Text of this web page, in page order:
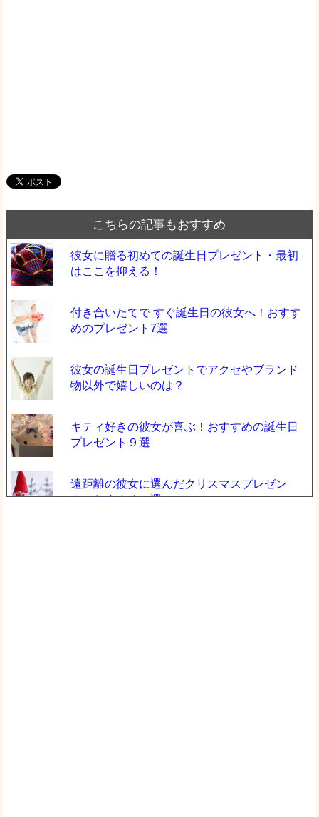
こちらの記事もおすすめ
彼女に贈る初めての誕生日プレゼント・最初
はここを抑える！
付き合いたてで すぐ誕生日の彼女へ！おすす
めのプレゼント7選
彼女の誕生日プレゼントでアクセやブランド
物以外で嬉しいのは？
キティ好きの彼女が喜ぶ！おすすめの誕生日
プレゼント９選
遠距離の彼女に選んだクリスマスプレゼン
ト！おすすめ５選